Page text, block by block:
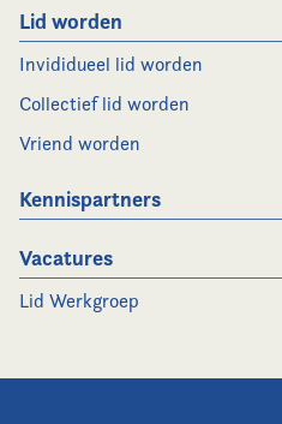
Lid worden
Invididueel lid worden
Collectief lid worden
Vriend worden
Kennispartners
Vacatures
Lid Werkgroep